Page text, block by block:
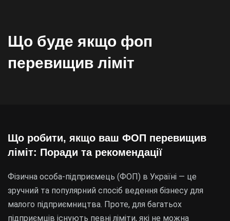
Що буде якщо фоп
перевищив ліміт
Що робити, якщо ваш ФОП перевищив
ліміт: Поради та рекомендації
Фізична особа-підприємець (ФОП) в Україні — це
зручний та популярний спосіб ведення бізнесу для
малого підприємництва. Проте, для багатьох
підприємців існують певні ліміти, які не можна